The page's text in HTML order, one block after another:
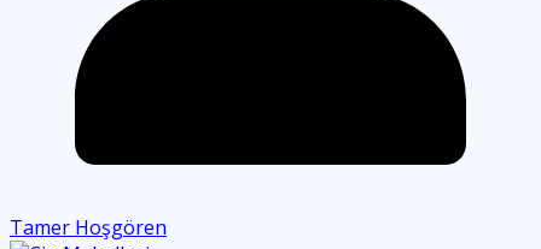
Tamer Hoşgören